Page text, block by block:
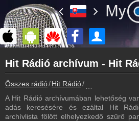
myonlineradio.hu
Hit Rádió
Vissza a Hit Rádió oldalára
Bejelentkezés
Hozz létre saját fiókot!
Összes rádió Hit Rádió
A Hit Rádió archívumában lehetőség
adás keresésére és ezáltal Hit
archívlista fölött elhelyezkedő szűrő